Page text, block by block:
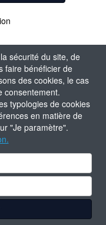
sécurité du site, de
faire bénéficier de
des cookies, le cas
consentement.
typologies de cookies
en matière de
"Je paramètre".